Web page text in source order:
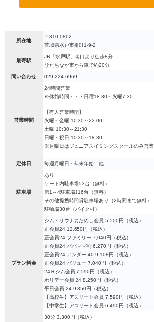
所在地
〒310-0802
茨城県水戸市柵町1-9-2
最寄駅
JR「水戸駅」南口より徒歩8分
ひたちなか市から車で約20分
問い合わせ 029-224-6969
営業時間
24時間営業
※休館時間・・・日曜18:30～火曜7:30
【有人営業時間】
火曜～金曜 10:30～22:00
土曜 10:30～21:30
日曜・祝日 10:30～18:30
※月曜日はジュニアスイミングスクールのみ営業
定休日 毎週月曜日・年末年始、他
駐車場
あり
ゲート内駐車場53台（無料）
第1～4駐車場116台（無料）
その他提携時間貸駐車場あり（2時間まで無料）
駐輪場30台（バイク可）
プラン料金
ジム・サウナおためし会員 5,500円（税込）
正会員24 12,650円（税込）
正会員24 ファミリー 7,040円（税込）
正会員24 パパママ割 6,270円（税込）
正会員24 アンダー 40 9,108円（税込）
正会員24 バリュー 7,040円（税込）
24Ｈジム会員 7,590円（税込）
ホリデー会員 24 8,250円（税込）
平日会員 24 9,350円（税込）
【高校生】アスリート会員 7,590円（税込）
【中学生】アスリート会員 6,490円（税込）
30分 3,300円（税込）